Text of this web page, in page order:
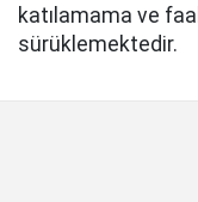
katılamama ve
sürüklemektedir.